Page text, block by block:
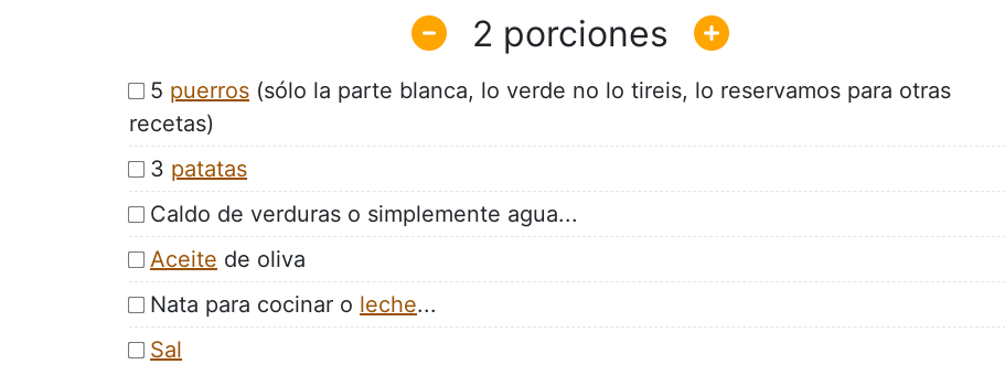
2
5 puerros (sólo la parte blanca, lo verde no lo tireis, lo reservamos para otras
recetas)
3 patatas
Caldo de verduras o simplemente agua...
Aceite de oliva
Nata para cocinar o leche...
Sal